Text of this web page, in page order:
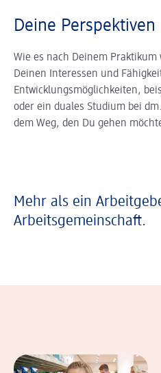
Deine Perspektiven
Wie es nach Deinem Praktikum
Deinen Interessen und
Entwicklungsmöglichkeiten,
oder ein duales Studium bei
dem Weg, den Du gehen
Mehr als ein
Arbeitsgemeinschaft.
Eindrücke aus dem